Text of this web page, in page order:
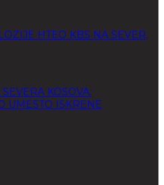
HTEO KBS NA SEVER,
KOSOVA:
UMESTO ISKRENE